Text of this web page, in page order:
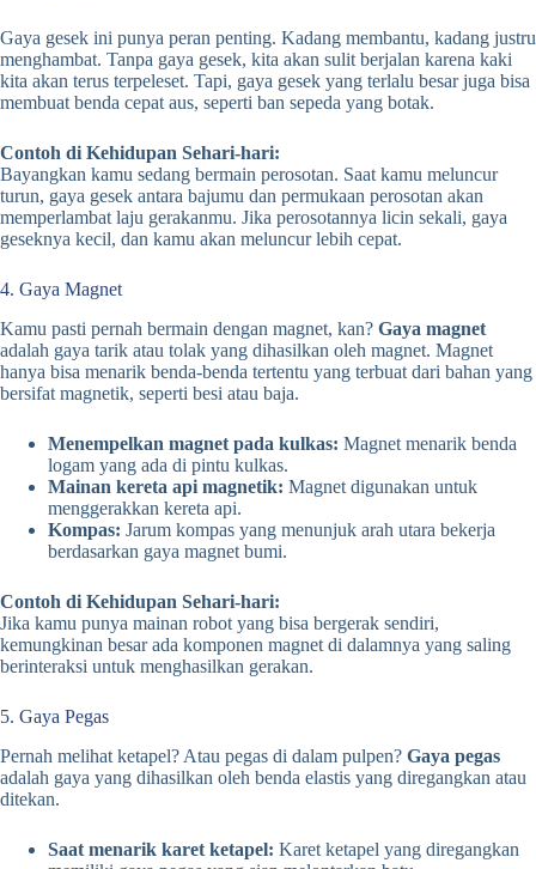
Gaya gesek ini punya peran penting. Kadang membantu, kadang justru
menghambat. Tanpa gaya gesek, kita akan sulit berjalan karena kaki
kita akan terus terpeleset. Tapi, gaya gesek yang terlalu besar juga bisa
membuat benda cepat aus, seperti ban sepeda yang botak.
Contoh di Kehidupan Sehari-hari:
Bayangkan kamu sedang bermain perosotan. Saat kamu meluncur
turun, gaya gesek antara bajumu dan permukaan perosotan akan
memperlambat laju gerakanmu. Jika perosotannya licin sekali, gaya
geseknya kecil, dan kamu akan meluncur lebih cepat.
4. Gaya Magnet
Kamu pasti pernah bermain dengan magnet, kan? Gaya magnet
adalah gaya tarik atau tolak yang dihasilkan oleh magnet. Magnet
hanya bisa menarik benda-benda tertentu yang terbuat dari bahan yang
bersifat magnetik, seperti besi atau baja.
Menempelkan magnet pada kulkas: Magnet menarik benda
logam yang ada di pintu kulkas.
Mainan kereta api magnetik: Magnet digunakan untuk
menggerakkan kereta api.
Kompas: Jarum kompas yang menunjuk arah utara bekerja
berdasarkan gaya magnet bumi.
Contoh di Kehidupan Sehari-hari:
Jika kamu punya mainan robot yang bisa bergerak sendiri,
kemungkinan besar ada komponen magnet di dalamnya yang saling
berinteraksi untuk menghasilkan gerakan.
5. Gaya Pegas
Pernah melihat ketapel? Atau pegas di dalam pulpen? Gaya pegas
adalah gaya yang dihasilkan oleh benda elastis yang diregangkan atau
ditekan.
Saat menarik karet ketapel: Karet ketapel yang diregangkan